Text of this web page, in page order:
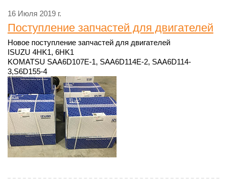
16 Июля 2019 г.
Поступление запчастей для двигателей
Новое поступление запчастей для двигателей
ISUZU 4HK1, 6HK1
KOMATSU SAA6D107E-1, SAA6D114E-2, SAA6D114-
3,S6D155-4